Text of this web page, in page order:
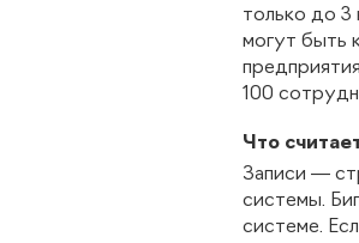
только до 3
могут быть
100
Что
Записи —
системы.
системе.